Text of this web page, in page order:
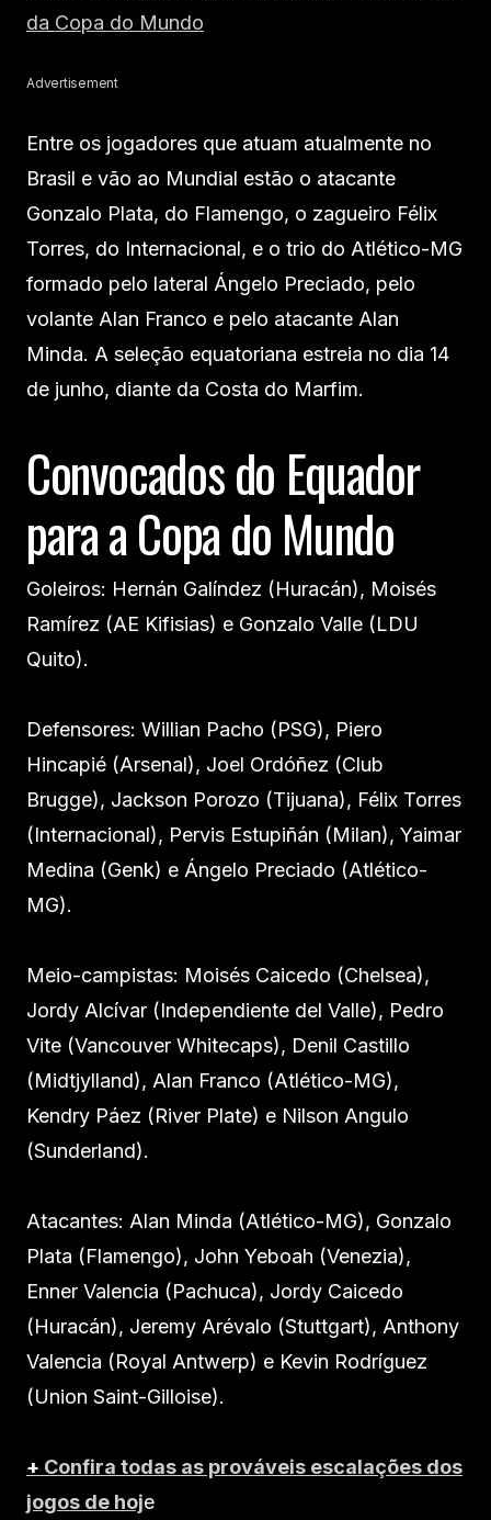
da Copa do Mundo
Advertisement
Entre os jogadores que atuam atualmente no
Brasil e vão ao Mundial estão o atacante
Gonzalo Plata, do Flamengo, o zagueiro Félix
Torres, do Internacional, e o trio do Atlético-MG
formado pelo lateral Ángelo Preciado, pelo
volante Alan Franco e pelo atacante Alan
Minda. A seleção equatoriana estreia no dia 14
de junho, diante da Costa do Marfim.
Convocados do Equador
para a Copa do Mundo
Goleiros: Hernán Galíndez (Huracán), Moisés
Ramírez (AE Kifisias) e Gonzalo Valle (LDU
Quito).
Defensores: Willian Pacho (PSG), Piero
Hincapié (Arsenal), Joel Ordóñez (Club
Brugge), Jackson Porozo (Tijuana), Félix Torres
(Internacional), Pervis Estupiñán (Milan), Yaimar
Medina (Genk) e Ángelo Preciado (Atlético-
MG).
Meio-campistas: Moisés Caicedo (Chelsea),
Jordy Alcívar (Independiente del Valle), Pedro
Vite (Vancouver Whitecaps), Denil Castillo
(Midtjylland), Alan Franco (Atlético-MG),
Kendry Páez (River Plate) e Nilson Angulo
(Sunderland).
Atacantes: Alan Minda (Atlético-MG), Gonzalo
Plata (Flamengo), John Yeboah (Venezia),
Enner Valencia (Pachuca), Jordy Caicedo
(Huracán), Jeremy Arévalo (Stuttgart), Anthony
Valencia (Royal Antwerp) e Kevin Rodríguez
(Union Saint-Gilloise).
+ Confira todas as prováveis escalações dos
jogos de hoje